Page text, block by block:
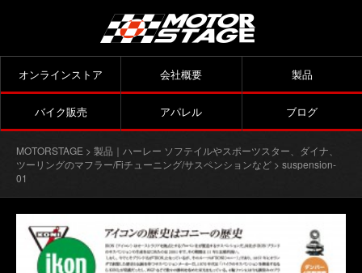
オンラインストア 会社概要 製品
バイク販売 アパレル ブログ
MOTORSTAGE > 製品｜ハーレー ソフテイルやスポーツスター、ダイナ、
ツーリングのマフラー/Fiチューニング/サスペンションなど > suspension-
01